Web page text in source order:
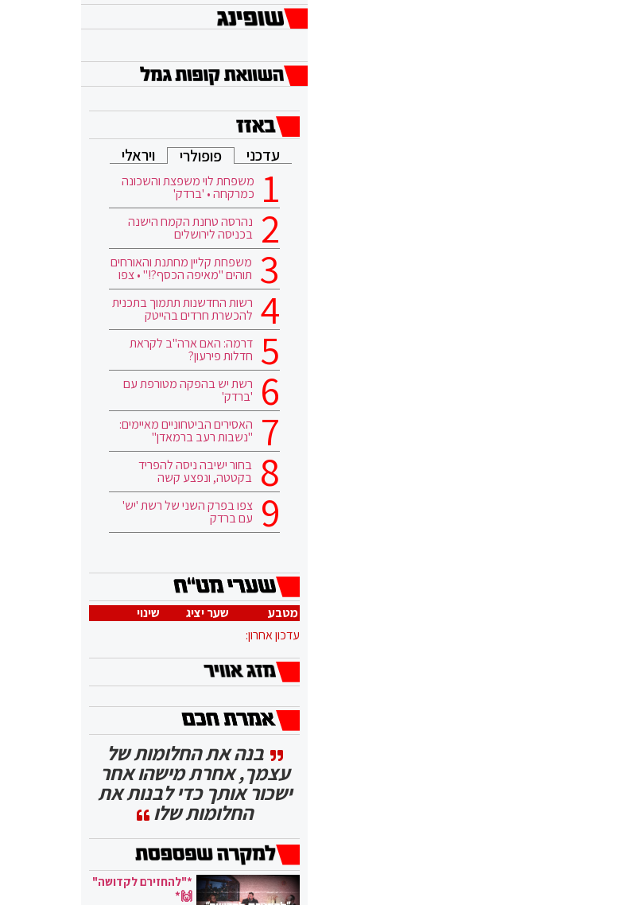
עדכני פופולרי ויראלי
משפחת לוי משפצת והשכונה
כמרקחה • 'ברדק'
נהרסה טחנת הקמח הישנה
בכניסה לירושלים
משפחת קליין מחתנת והאורחים
תוהים "מאיפה הכסף?!" • צפו
רשות החדשנות תתמוך בתכנית
להכשרת חרדים בהייטק
דרמה: האם ארה"ב לקראת
חדלות פירעון?
רשת יש בהפקה מטורפת עם
'ברדק'
האסירים הביטחוניים מאיימים:
"נשבות רעב ברמאדן"
בחור ישיבה ניסה להפריד
בקטטה, ונפצע קשה
צפו בפרק השני של רשת 'יש'
עם ברדק
מטבע שער יציג
שינוי
עדכון אחרון:
בנה את החלומות של
עצמך, אחרת מישהו אחר
ישכור אותך כדי לבנות את
החלומות שלו
*"להחזירם לקדושה"
🙌*